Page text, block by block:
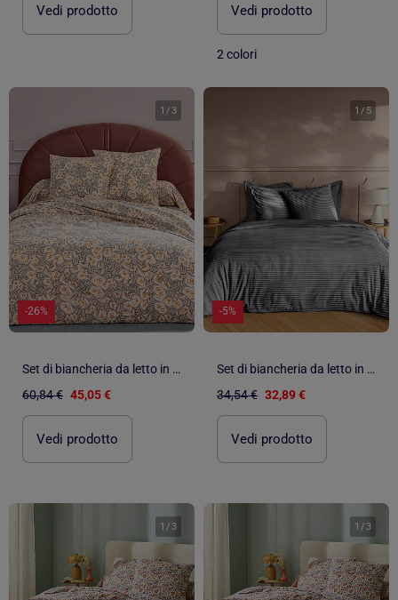
Vedi prodotto Vedi prodotto
2 colori
1 /3
-26%
Set di biancheria da letto in flanella Foliage, copertina e federa
60,84 € 45,05 €
Vedi prodotto
1 / 5
-5%
Set di biancheria da letto in flanella a tinta unita in rilievo con chiusura a zip
34,54 € 32,89 €
Vedi prodotto
1 / 3 1 / 3